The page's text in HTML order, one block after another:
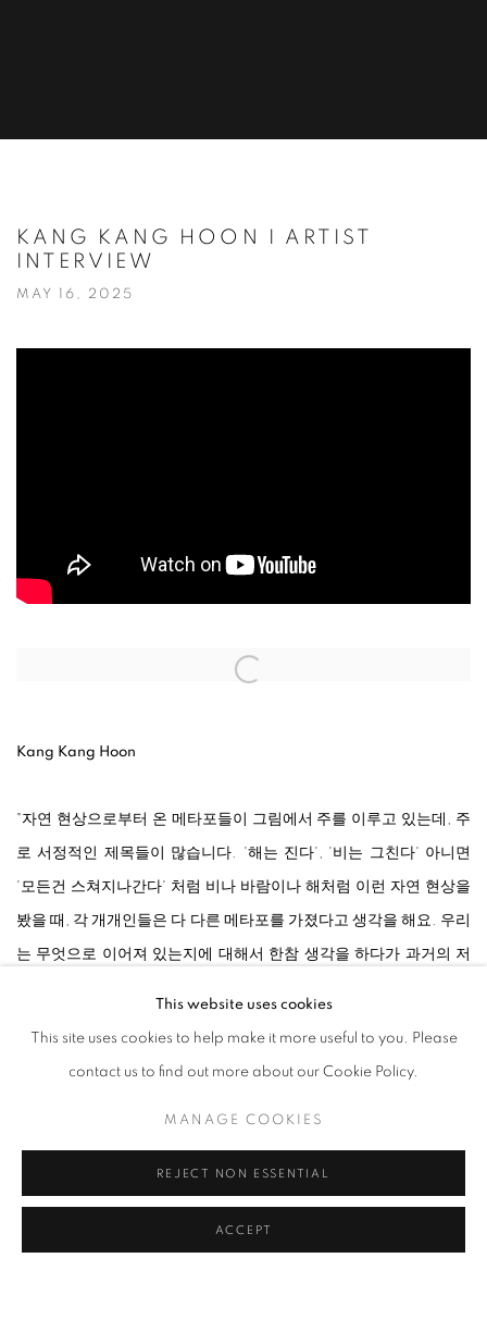
KANG KANG HOON I ARTIST
INTERVIEW
MAY 16, 2025
Open a larger version of the following image in a popup:
Kang Kang Hoon
"자연 현상으로부터 온 메타포들이 그림에서 주를 이루고 있는데, 주
로 서정적인 제목들이 많습니다. '해는 진다', '비는 그친다' 아니면
'모든건 스쳐지나간다' 처럼 비나 바람이나 해처럼 이런 자연 현상을
봤을 때, 각 개개인들은 다 다른 메타포를 가졌다고 생각을 해요. 우리
는 무엇으로 이어져 있는지에 대해서 한참 생각을 하다가 과거의 저
This website uses cookies
This site uses cookies to help make it more useful to you. Please
contact us to find out more about our Cookie Policy.
MANAGE COOKIES
REJECT NON ESSENTIAL
ACCEPT